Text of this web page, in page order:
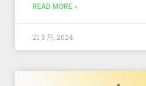
READ MORE »
21 5 月, 2024